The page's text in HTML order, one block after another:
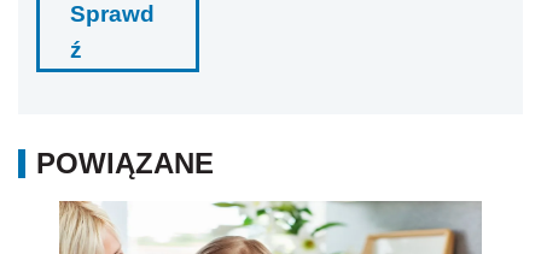
Sprawd
ź
POWIĄZANE